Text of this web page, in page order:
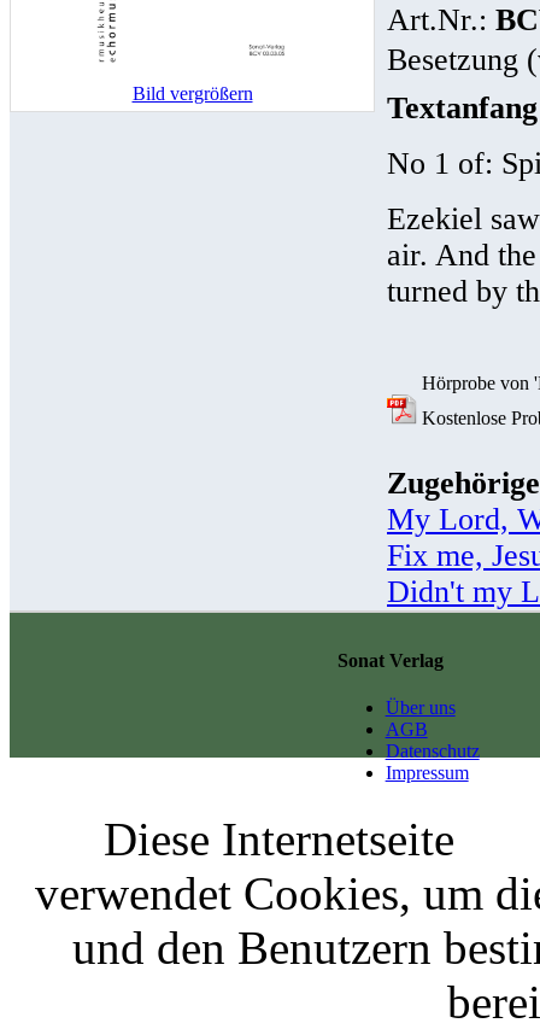
Bild vergrößern
Art.Nr.:
Besetzung
No 1 of:
Ezekiel
air. And
turned by
Hörprobe von
Kostenlose
My Lord,
Fix me,
Didn't my
Sonat Verlag
Über uns
AGB
Datenschutz
Impressum
Diese Internetseite
verwendet Cookies, um
und den Benutzern